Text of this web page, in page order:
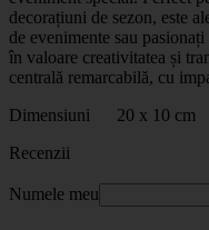
decorațiuni de sezon, este
de evenimente sau
în valoare creativitatea și
centrală remarcabilă, cu
Dimensiuni 20 x 10 cm
Recenzii
Numele meu